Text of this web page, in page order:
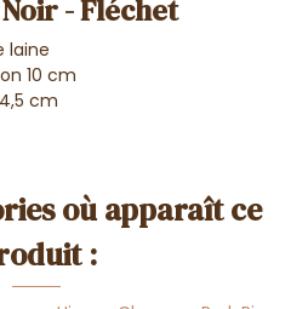
- Fléchet
laine
10 cm
cm
où apparaît ce
: